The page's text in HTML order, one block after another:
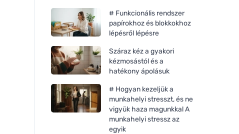
# Funkcionális rendszer
papírokhoz és blokkokhoz
lépésről lépésre
Száraz kéz a gyakori
kézmosástól és a
hatékony ápolásuk
# Hogyan kezeljük a
munkahelyi stresszt, és ne
vigyük haza magunkkal A
munkahelyi stressz az
egyik